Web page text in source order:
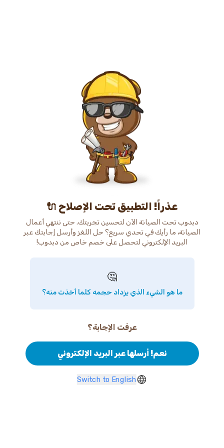
عذراً! التطبيق تحت الإصلاح 🔌
دبدوب تحت الصيانة الآن لتحسين تجربتك. حتى ننتهي أعمال
الصيانة، ما رأيك في تحدي سريع؟ حل اللغز وأرسل إجابتك عبر
البريد الإلكتروني لتحصل على خصم خاص من دبدوب!
🤔
ما هو الشيء الذي يزداد حجمه كلما أخذت منه؟
عرفت الإجابة؟
نعم! أرسلها عبر البريد الإلكتروني
Switch to English